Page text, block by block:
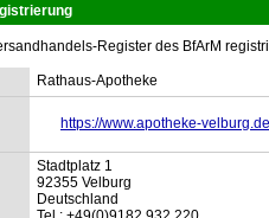
Register des BfArM
Rathaus-Apotheke
https://www.apotheke-
Stadtplatz 1
92355 Velburg
Deutschland